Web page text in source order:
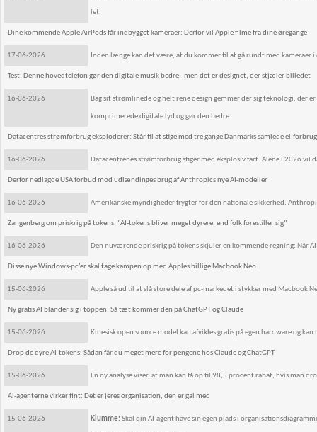
let.
Dine kommende Apple AirPods får indbygget kameraer: Derfor vil Apple filme fra dine øregange
17-06-2026 Inden længe kan det være, at du kommer til at gå rundt med kameraer i
Test: Denne hovedtelefon gør den digitale musik bedre - men det er designet, der stjæler billedet
16-06-2026 Bag sit strømlinede og helt rene design gemmer der sig teknologi, der
komprimerede digitale lyd og gør den bedre.
Datacentres strømforbrug eksploderer: Står til at stige med tre gange Danmarks samlede el-
16-06-2026 Datacentrenes strømforbrug stiger med eksplosiv fart. Alene i 2026 vil
Derfor nedlagde USA forbud mod udlændinges brug af Anthropics nye AI-modeller
16-06-2026 Amerikanske myndigheder frygter for den nationale sikkerhed.
Zangenberg om priskrig på tokens: ”AI-tokens bliver meget dyrere, end folk forestiller sig”
16-06-2026 Den nuværende priskrig på tokens skjuler en kommende regning: Når
Disse nye Windows-pc’er skal tage kampen op med Apples billige Macbook Neo
15-06-2026 Apple så ud til at slå store dele af pc-markedet i stykker med Macbook
Ny gratis AI blander sig i toppen: Så tæt kommer den på ChatGPT og Claude
15-06-2026 Kinesisk open source model kan afvikles gratis på egen hardware og
Drop de dyre AI-tokens: Sådan får du meget mere for pengene hos Claude og ChatGPT
15-06-2026 En ny analyse viser, at man kan få op til 98,5 procent rabat, hvis man
AI-agenterne virker fint: Det er jeres organisation, den er gal med
15-06-2026 Klumme:Skal din AI-agent have sin egen plads i